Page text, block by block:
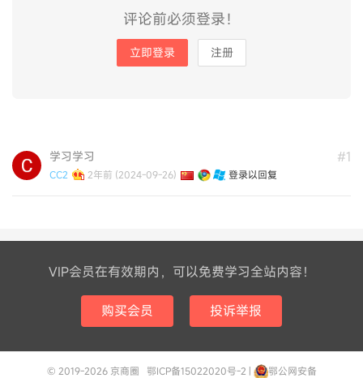
评论前必须登录！
立即登录 注册
#1
学习学习
CC2 2年前 (2024-09-26) 登录以回复
VIP会员在有效期内，可以免费学习全站内容！
购买会员 投诉举报
© 2019-2026 京商圈 鄂ICP备15022020号-2 | 鄂公网安备